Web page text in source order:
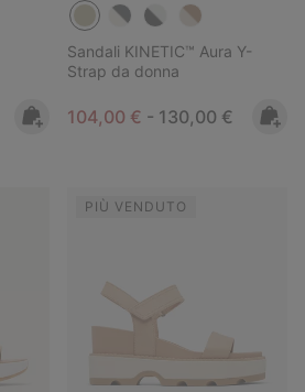
Sandali KINETIC™ Aura Y-
Strap da donna
Minimum sale price:
104,00 € - Maximum price:
130,00 €
PIÙ VENDUTO